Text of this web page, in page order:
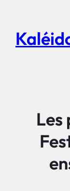
contenu
Les